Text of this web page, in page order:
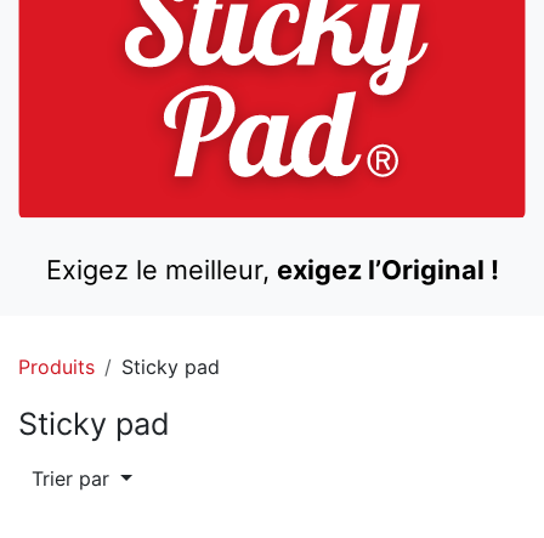
Exigez le meilleur, exigez l’Original !
Produits Sticky pad
Sticky pad
Trier par